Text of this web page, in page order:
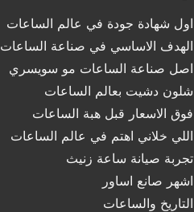
اول شهادة جودة في عالم الساعات
الهدف الاساسي في صناعة الساعات
اصل صناعة الساعات مو سويسري
شلون دشيت بعالم الساعات
فوق الاسعار قبل هبة الساعات
اللي خلاني اهتم في عالم الساعات
تجربة صيانة ساعة زنيث
اشهر صانع اساور
التاريخ والساعات